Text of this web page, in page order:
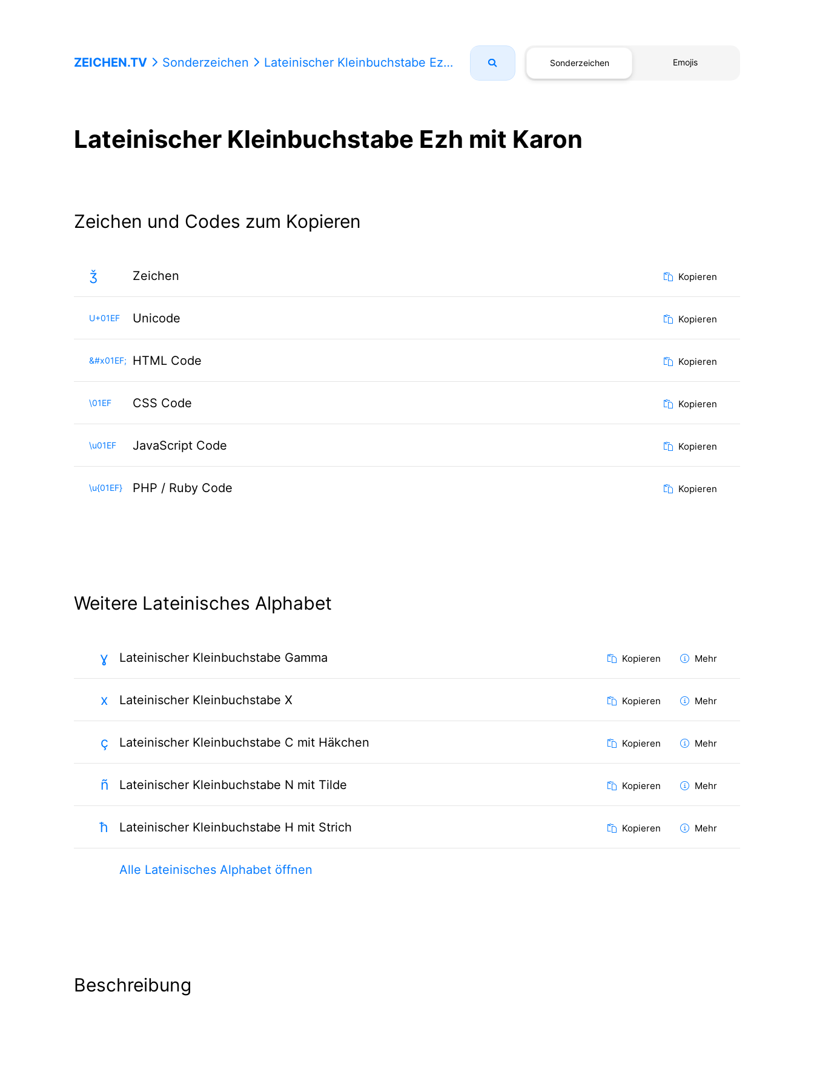
ZEICHEN.TV Sonderzeichen Lateinischer Kleinbuchstabe Ezh mit Karon Sonderzeichen Emojis
Lateinischer Kleinbuchstabe Ezh mit Karon
Zeichen und Codes zum Kopieren
ǯ Zeichen Kopieren
U+01EF Unicode Kopieren
&#x01EF; HTML Code Kopieren
\01EF CSS Code Kopieren
\u01EF JavaScript Code Kopieren
\u{01EF} PHP / Ruby Code Kopieren
Weitere Lateinisches Alphabet
ɣ Lateinischer Kleinbuchstabe Gamma Kopieren Mehr
x Lateinischer Kleinbuchstabe X Kopieren Mehr
ç Lateinischer Kleinbuchstabe C mit Häkchen Kopieren Mehr
ñ Lateinischer Kleinbuchstabe N mit Tilde Kopieren Mehr
ħ Lateinischer Kleinbuchstabe H mit Strich Kopieren Mehr
Alle Lateinisches Alphabet öffnen
Beschreibung